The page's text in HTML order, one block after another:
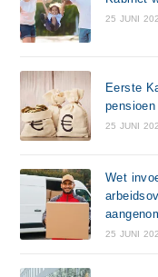
25 JUNI
Eerste
25 JUNI
Wet
25 JUNI